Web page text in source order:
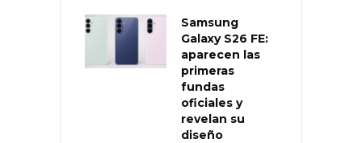
Samsung
Galaxy S26 FE:
aparecen las
primeras
fundas
oficiales y
revelan su
diseño